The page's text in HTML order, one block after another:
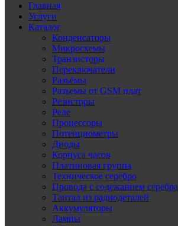
Главная
Услуги
Каталог
Конденсаторы
Микросхемы
Транзисторы
Переключатели
Разъёмы
Разъемы от GSM плат
Резисторы
Реле
Процессоры
Потенциометры
Диоды
Корпуса часов
Платиновая группа
Техническое серебро
Провода с содежанием серебра
Тантал из радиодеталей
Аккумуляторы
Лампы